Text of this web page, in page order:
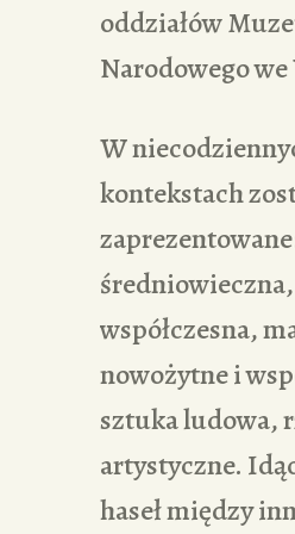
oddziałów
Narodowego
W
kontekstach
średniowieczna,
współczesna,
nowożytne i
sztuka ludowa,
artystyczne.
haseł między